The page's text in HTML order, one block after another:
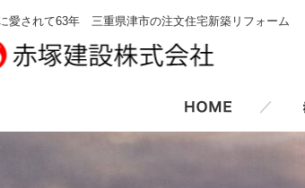
愛されて63年 三重県津市の注文住宅新築リフォーム
／